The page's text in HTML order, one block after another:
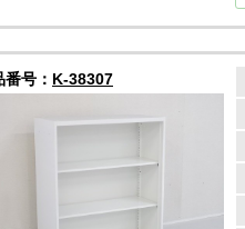
番号： K-38307